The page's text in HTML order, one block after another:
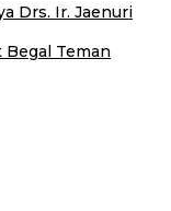
Drs. Ir. Jaenuri
Teman